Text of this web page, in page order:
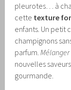
pleurotes… à
cette texture
enfants. Un petit
champignons
parfum.
nouvelles
gourmande.